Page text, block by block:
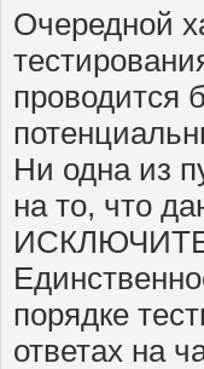
Очередной
проводится
Ни одна из
на то, что
порядке
ответах на